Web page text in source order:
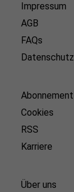
Impressum
AGB
FAQs
Datenschutz
Abonnement
Cookies
RSS
Karriere
Über uns